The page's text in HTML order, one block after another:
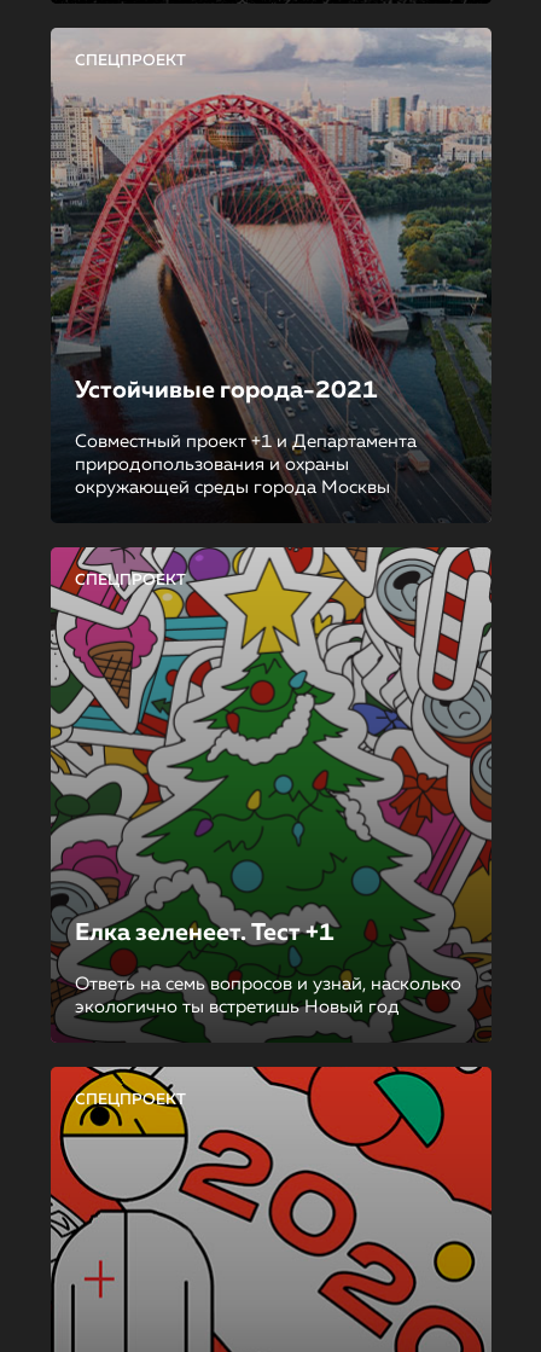
СПЕЦПРОЕКТ
Устойчивые города-2021
Совместный проект +1 и Департамента
природопользования и охраны
окружающей среды города Москвы
СПЕЦПРОЕКТ
Елка зеленеет. Тест +1
Ответь на семь вопросов и узнай, насколько
экологично ты встретишь Новый год
СПЕЦПРОЕКТ